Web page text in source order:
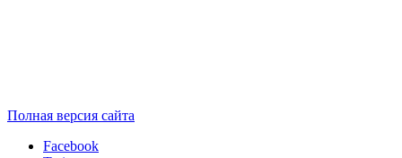
Полная версия сайта
Facebook